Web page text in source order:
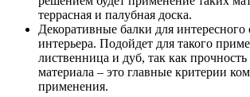
террасная и палубная доска.
Декоративные балки для
интерьера. Подойдет для такого
лиственница и дуб, так как прочность
материала – это главные критерии
применения.